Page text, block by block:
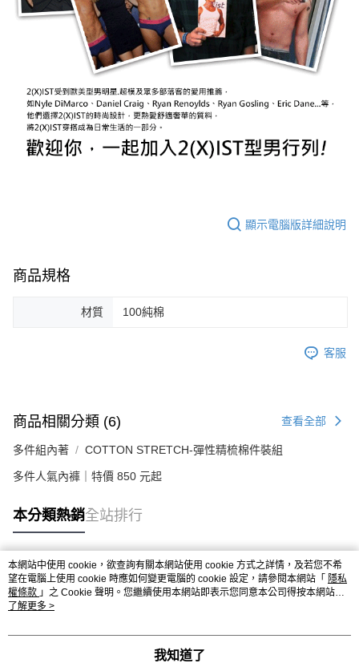
顯示電腦版詳細說明
商品規格
材質 100純棉
客服
商品相關分類 (6) 查看全部
多件組內著 COTTON STRETCH-彈性精梳棉件裝組
多件人氣內褲｜特價 850 元起
本分類熱銷全站排行
熱門標籤
本網站中使用 cookie，欲查詢有關本網站使用 cookie 方式之詳情，及若您不希
望在電腦上使用 cookie 時應如何變更電腦的 cookie 設定，請參閱本網站「 隱私
權條款 」之 Cookie 聲明。您繼續使用本網站即表示您同意本公司得按本網站使
用條款之 Cookie 聲明使用 cookie。
了解更多 >
我知道了